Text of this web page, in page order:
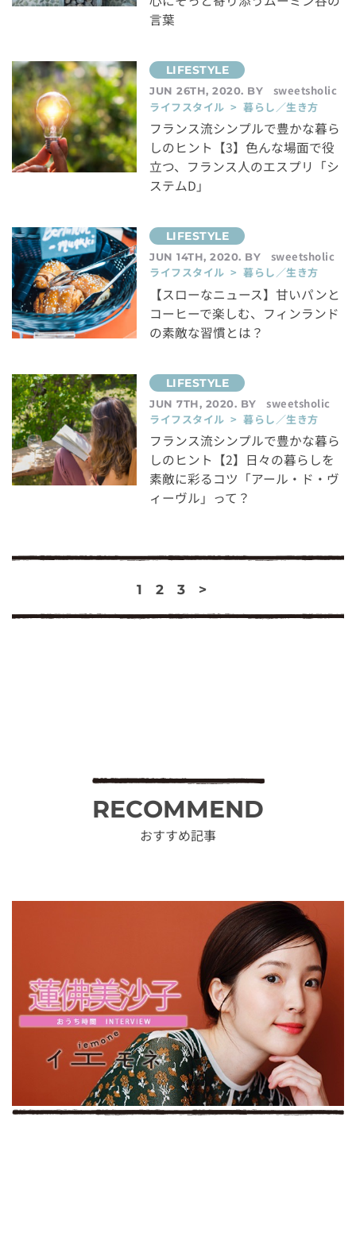
言葉
JUN 26TH, 2020. BY
sweetsholic
ライフスタイル > 暮らし／生き方
フランス流シンプルで豊かな暮ら
しのヒント【3】色んな場面で役
立つ、フランス人のエスプリ「シ
ステムD」
JUN 14TH, 2020. BY
sweetsholic
ライフスタイル > 暮らし／生き方
【スローなニュース】甘いパンと
コーヒーで楽しむ、フィンランド
の素敵な習慣とは？
JUN 7TH, 2020. BY
sweetsholic
ライフスタイル > 暮らし／生き方
フランス流シンプルで豊かな暮ら
しのヒント【2】日々の暮らしを
素敵に彩るコツ「アール・ド・ヴ
ィーヴル」って？
1 2 3 >
RECOMMEND
おすすめ記事